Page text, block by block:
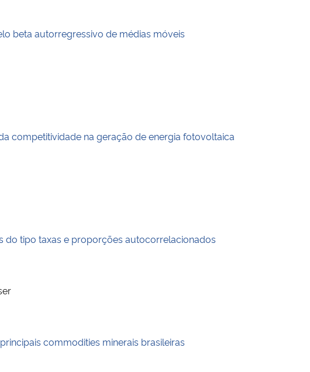
beta autorregressivo de médias móveis
competitividade na geração de energia fotovoltaica
do tipo taxas e proporções autocorrelacionados
commodities minerais brasileiras